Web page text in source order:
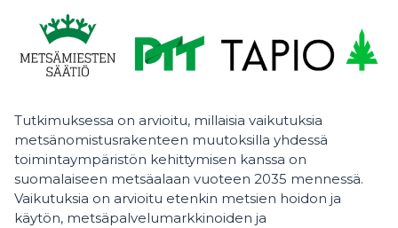
Tutkimuksessa on arvioitu, millaisia vaikutuksia
metsänomistusrakenteen muutoksilla yhdessä
toimintaympäristön kehittymisen kanssa on
suomalaiseen metsäalaan vuoteen 2035 mennessä.
Vaikutuksia on arvioitu etenkin metsien hoidon ja
käytön, metsäpalvelumarkkinoiden ja